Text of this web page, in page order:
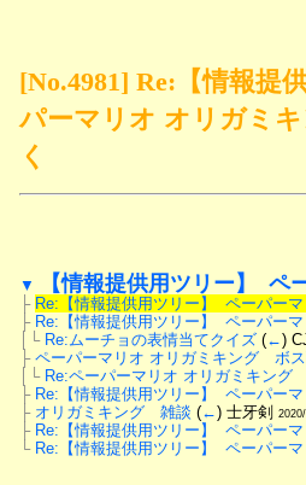
[No.4981] Re:【情報提
パーマリオ オリガミ
く
▼ 【情報提供用ツリー】
├ Re:【情報提供用ツリー】  ペーパー
├ Re:【情報提供用ツリー】  ペーパー
│└ Re:ムーチョの表情当てクイズ (←)
├ ペーパーマリオ オリガミキング　ボ
│└ Re:ペーパーマリオ オリガミキング
├ Re:【情報提供用ツリー】  ペーパー
├ オリガミキング　雑談 (←) 士牙剣
├ Re:【情報提供用ツリー】  ペーパー
└ Re:【情報提供用ツリー】  ペーパー